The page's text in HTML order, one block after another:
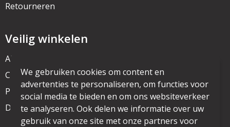
Retourneren
Veilig winkelen
Algemene voorwaarden
Cookieverklaring
Privacyverklaring
Disclaimer
We gebruiken cookies om content en
advertenties te personaliseren, om functies voor
social media te bieden en om ons websiteverkeer
te analyseren. Ook delen we informatie over uw
gebruik van onze site met onze partners voor